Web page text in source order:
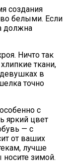
создания
белыми. Если
должна
Ничто так
ткани,
в
точно
с
яркий цвет
— с
от ваших
лучше
зимой.